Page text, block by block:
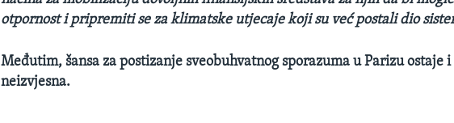
otpornost i pripremiti se za klimatske utjecaje koji su već postali dio
Međutim, šansa za postizanje sveobuhvatnog sporazuma u Parizu ostaje
neizvjesna.